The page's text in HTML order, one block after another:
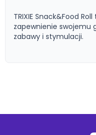
TRIXIE Snack&Food
zapewnienie swojemu
zabawy i stymulacji.